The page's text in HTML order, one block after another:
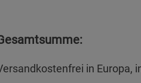
in Europa,